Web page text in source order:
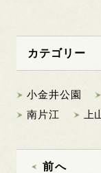
カテゴリー
小金井公園
南片江
上
前へ